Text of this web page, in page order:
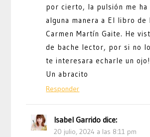
por cierto, la pulsión me ha
alguna manera a El libro de
Carmen Martín Gaite. He
de bache lector, por si no
te interesara echarle un
Un abracito
Responder
Isabel Garrido dice:
20 julio, 2024 a las 8:11 pm